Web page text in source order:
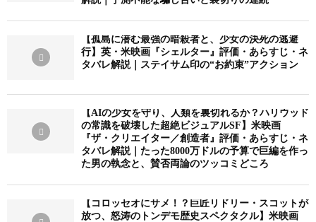
【孤島に潜む最強の暗殺者と、少女の決死の逃避
行】英・米映画『シェルター』評価・あらすじ・ネ
タバレ解説｜ステイサム印の“お約束”アクション
【AIの少女を守り、人類を裏切れるか？ハリウッド
の常識を破壊した超絶ビジュアルSF】米映画
『ザ・クリエイター／創造者』評価・あらすじ・ネ
タバレ解説｜たった8000万ドルの予算で巨編を作っ
た男の執念と、賛否両論のツッコミどころ
【コロッセオにサメ！？巨匠リドリー・スコットが
放つ、怒涛のトンデモ歴史スペクタクル】米映画